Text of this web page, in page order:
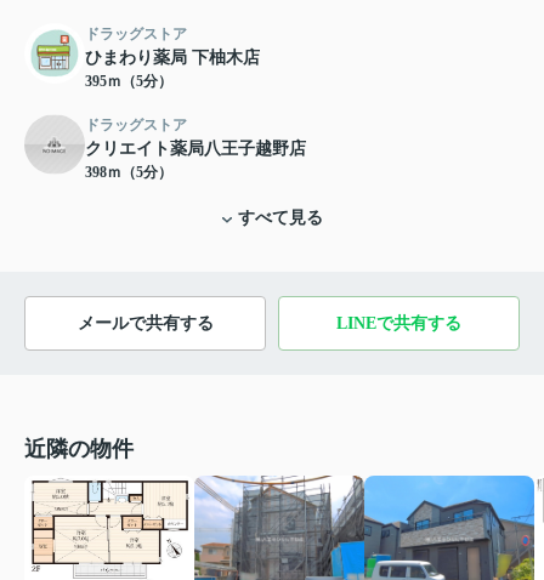
ドラッグストア
ひまわり薬局 下柚木店
395ｍ（5分）
ドラッグストア
クリエイト薬局八王子越野店
398ｍ（5分）
すべて見る
メールで共有する LINEで共有する
近隣の物件